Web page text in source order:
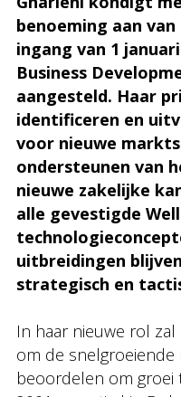
benoeming aan
ingang van 1
Business
aangesteld. Haar
identificeren en
voor nieuwe
ondersteunen van
nieuwe zakelijke
alle gevestigde
uitbreidingen
strategisch en
In haar nieuwe rol
om de snelgroeiende
beoordelen om groei